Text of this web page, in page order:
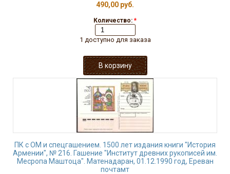
490,00 руб.
Количество: *
1 доступно для заказа
ПК с ОМ и спецгашением. 1500 лет издания книги "История
Армении", № 216. Гашение "Институт древних рукописей им.
Месропа Маштоца". Матенадаран, 01.12.1990 год, Ереван
почтамт